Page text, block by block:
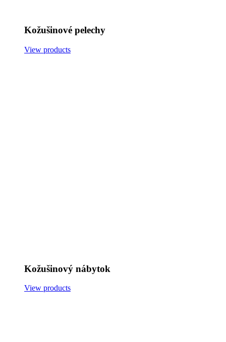
Kožušinové pelechy
View products
Kožušinový nábytok
View products